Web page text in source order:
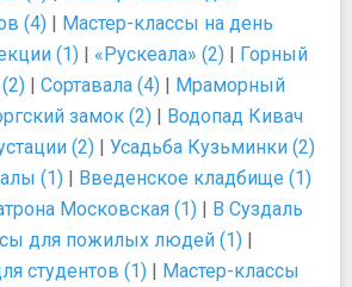
(4) | Мастер-классы на день
(1) | «Рускеала» (2) | Горный
| Сортавала (4) | Мраморный
замок (2) | Водопад Кивач
(2) | Усадьба Кузьминки (2)
(1) | Введенское кладбище (1)
Московская (1) | В Суздаль
для пожилых людей (1) |
студентов (1) | Мастер-классы